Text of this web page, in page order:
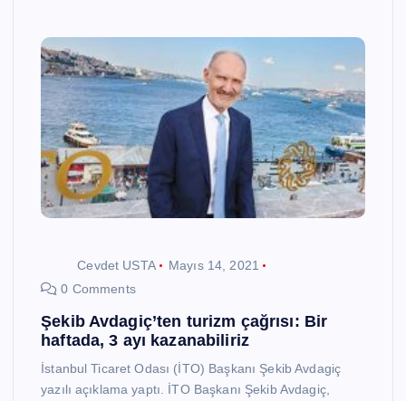
Cevdet USTA
Mayıs 14, 2021
0 Comments
Şekib Avdagiç’ten turizm çağrısı: Bir
haftada, 3 ayı kazanabiliriz
İstanbul Ticaret Odası (İTO) Başkanı Şekib Avdagiç
yazılı açıklama yaptı. İTO Başkanı Şekib Avdagiç,